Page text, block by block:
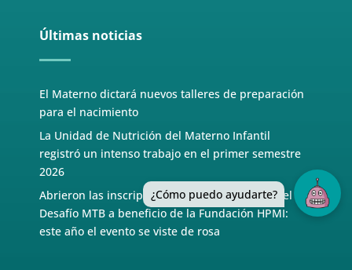
Últimas noticias
El Materno dictará nuevos talleres de preparación
para el nacimiento
La Unidad de Nutrición del Materno Infantil
registró un intenso trabajo en el primer semestre
2026
Abrieron las inscripciones para la 6° edición del
Desafío MTB a beneficio de la Fundación HPMI:
este año el evento se viste de rosa
¿Cómo puedo ayudarte?